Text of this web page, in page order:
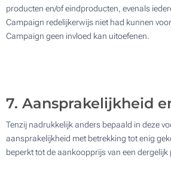
producten en/of eindproducten, evenals
Campaign redelijkerwijs niet had kunnen
Campaign geen invloed kan uitoefenen.
7. Aansprakelijkheid
Tenzij nadrukkelijk anders bepaald in deze
aansprakelijkheid met betrekking tot enig
beperkt tot de aankoopprijs van een dergelijk